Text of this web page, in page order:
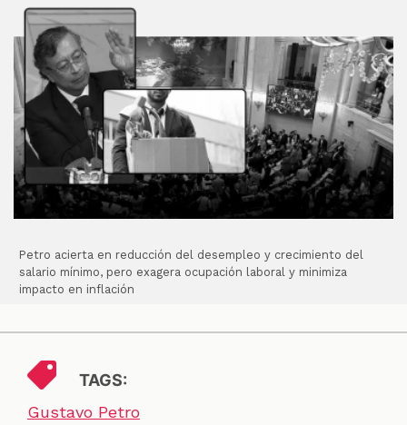
Petro acierta en reducción del desempleo y crecimiento del
salario mínimo, pero exagera ocupación laboral y minimiza
impacto en inflación
TAGS:
Gustavo Petro